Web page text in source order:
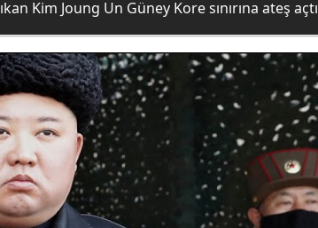
Kim Joung Un Güney Kore sınırına ateş açtı